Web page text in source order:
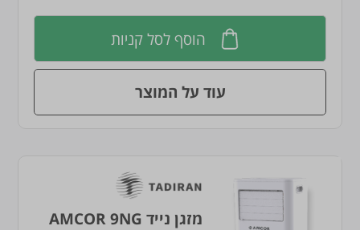
הוסף לסל קניות
עוד על המוצר
מזגן נייד AMCOR 9NG